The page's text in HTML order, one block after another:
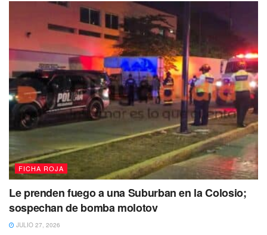
En otro momento del mismo día, Cindy “N” de 18 años,
originaria de Sonora y Juan “N” de 18 años, de la Ciudad
de México, fueron detenidos en posesión de 21 envoltorios
con marihuana en la calle cerrada Mirlo Pardo con avenida
Cigüeñas del fraccionamiento Villas del Sol, tras ser
sorprendidos intercambiando los envoltorios.
FICHA ROJA
Le prenden fuego a una Suburban en la Colosio;
sospechan de bomba molotov
JULIO 27, 2026